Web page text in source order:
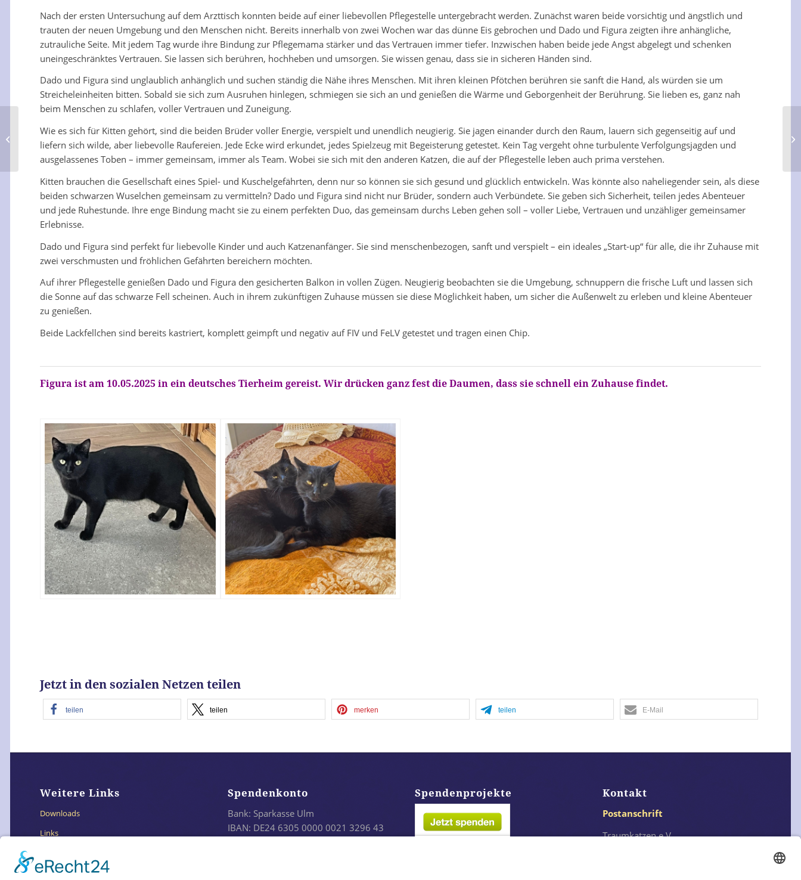
Nach der ersten Untersuchung auf dem Arzttisch konnten beide auf einer liebevollen Pflegestelle untergebracht werden. Zunächst waren beide vorsichtig und ängstlich und
trauten der neuen Umgebung und den Menschen nicht. Bereits innerhalb von zwei Wochen war das dünne Eis gebrochen und Dado und Figura zeigten ihre anhängliche,
zutrauliche Seite. Mit jedem Tag wurde ihre Bindung zur Pflegemama stärker und das Vertrauen immer tiefer. Inzwischen haben beide jede Angst abgelegt und schenken
uneingeschränktes Vertrauen. Sie lassen sich berühren, hochheben und umsorgen. Sie wissen genau, dass sie in sicheren Händen sind.
Dado und Figura sind unglaublich anhänglich und suchen ständig die Nähe ihres Menschen. Mit ihren kleinen Pfötchen berühren sie sanft die Hand, als würden sie um
Streicheleinheiten bitten. Sobald sie sich zum Ausruhen hinlegen, schmiegen sie sich an und genießen die Wärme und Geborgenheit der Berührung. Sie lieben es, ganz nah
beim Menschen zu schlafen, voller Vertrauen und Zuneigung.
Wie es sich für Kitten gehört, sind die beiden Brüder voller Energie, verspielt und unendlich neugierig. Sie jagen einander durch den Raum, lauern sich gegenseitig auf und
liefern sich wilde, aber liebevolle Raufereien. Jede Ecke wird erkundet, jedes Spielzeug mit Begeisterung getestet. Kein Tag vergeht ohne turbulente Verfolgungsjagden und
ausgelassenes Toben – immer gemeinsam, immer als Team. Wobei sie sich mit den anderen Katzen, die auf der Pflegestelle leben auch prima verstehen.
Kitten brauchen die Gesellschaft eines Spiel- und Kuschelgefährten, denn nur so können sie sich gesund und glücklich entwickeln. Was könnte also naheliegender sein, als diese
beiden schwarzen Wuselchen gemeinsam zu vermitteln? Dado und Figura sind nicht nur Brüder, sondern auch Verbündete. Sie geben sich Sicherheit, teilen jedes Abenteuer
und jede Ruhestunde. Ihre enge Bindung macht sie zu einem perfekten Duo, das gemeinsam durchs Leben gehen soll – voller Liebe, Vertrauen und unzähliger gemeinsamer
Erlebnisse.
Dado und Figura sind perfekt für liebevolle Kinder und auch Katzenanfänger. Sie sind menschenbezogen, sanft und verspielt – ein ideales „Start-up“ für alle, die ihr Zuhause mit
zwei verschmusten und fröhlichen Gefährten bereichern möchten.
Auf ihrer Pflegestelle genießen Dado und Figura den gesicherten Balkon in vollen Zügen. Neugierig beobachten sie die Umgebung, schnuppern die frische Luft und lassen sich
die Sonne auf das schwarze Fell scheinen. Auch in ihrem zukünftigen Zuhause müssen sie diese Möglichkeit haben, um sicher die Außenwelt zu erleben und kleine Abenteuer
zu genießen.
Beide Lackfellchen sind bereits kastriert, komplett geimpft und negativ auf FIV und FeLV getestet und tragen einen Chip.
Figura ist am 10.05.2025 in ein deutsches Tierheim gereist. Wir drücken ganz fest die Daumen, dass sie schnell ein Zuhause findet.
Jetzt in den sozialen Netzen teilen
teilen teilen merken teilen E-Mail
Weitere Links
Downloads
Links
Datenschutzerklärung
Spendenkonto
Bank: Sparkasse Ulm
IBAN: DE24 6305 0000 0021 3296 43
Spendenprojekte Kontakt
Postanschrift
Traumkatzen e.V.